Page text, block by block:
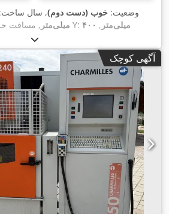
وضعیت: خوب (دست دوم), سال ساخت:
۵۵۰ میلی‌متر , مسافت حرکت محور Y: ۴۰۰ میلی‌متر ,
عرض کل:۱٬۹۰۰ میلی‌متر , طول کل:
۶۵۰ میلی‌متر
آگهی کوچک